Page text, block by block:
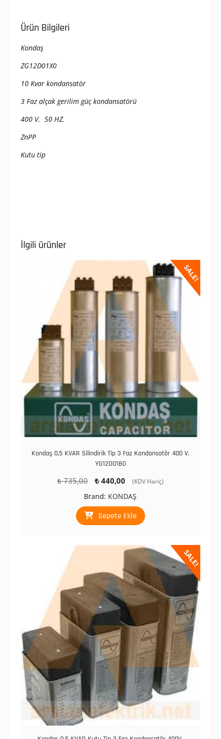
Ürün Bilgileri
Kondaş
ZG12D01X0
10 Kvar kondansatör
3 Faz alçak gerilim güç kondansatörü
400 V. 50 HZ.
ZnPP
Kutu tip
İlgili ürünler
SALE!
Kondaş 0,5 KVAR Silindirik Tip 3 Faz Kondansatör 400 V.
YG12D01B0
₺735,00
Orijinal
fiyat:
₺ 735,00.
₺440,00
Şu
fiyat:
₺ 440,00.
(KDV Hariç)
Brand: KONDAŞ
Sepete Ekle
SALE!